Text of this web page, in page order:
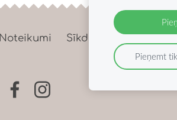
Noteikumi Sīkdatnes
Pieņemt